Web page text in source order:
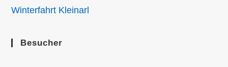
Winterfahrt Kleinarl
Besucher